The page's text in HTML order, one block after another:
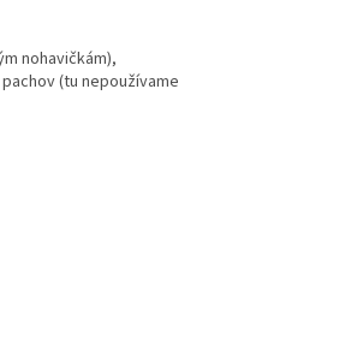
nohavičkám),
(tu nepoužívame